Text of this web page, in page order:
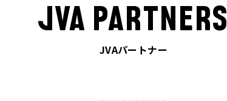
JVA PARTNERS
JVAパートナー